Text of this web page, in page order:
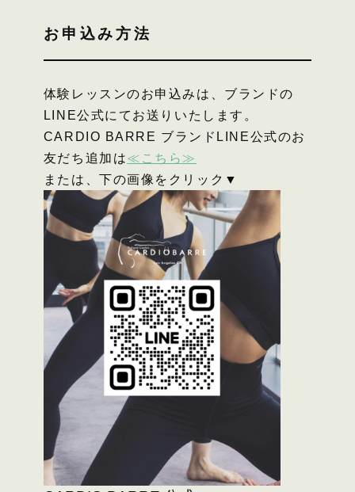
お申込み方法
体験レッスンのお申込みは、ブランドの
LINE公式にてお送りいたします。
CARDIO BARRE ブランドLINE公式のお
友だち追加は≪こちら≫
または、下の画像をクリック▼